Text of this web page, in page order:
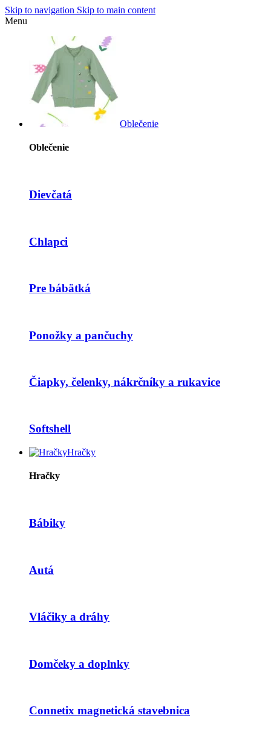
Skip to navigation Skip to main content
Menu
Oblečenie
Oblečenie
Dievčatá
Chlapci
Pre bábätká
Ponožky a pančuchy
Čiapky, čelenky, nákrčníky a rukavice
Softshell
Hračky
Hračky
Bábiky
Autá
Vláčiky a dráhy
Domčeky a doplnky
Connetix magnetická stavebnica